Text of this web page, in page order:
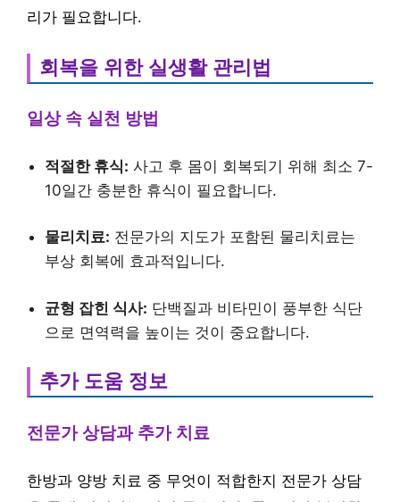
리가 필요합니다.
회복을 위한 실생활 관리법
일상 속 실천 방법
적절한 휴식: 사고 후 몸이 회복되기 위해 최소 7-
10일간 충분한 휴식이 필요합니다.
물리치료: 전문가의 지도가 포함된 물리치료는
부상 회복에 효과적입니다.
균형 잡힌 식사: 단백질과 비타민이 풍부한 식단
으로 면역력을 높이는 것이 중요합니다.
추가 도움 정보
전문가 상담과 추가 치료
한방과 양방 치료 중 무엇이 적합한지 전문가 상담